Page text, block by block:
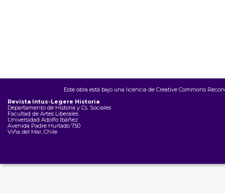
Este obra está bajo una licencia de Creative Commons
Revista Intus-Legere Historia
Departamento de Historia y Cs. Sociales
Facultad de Artes Liberales
Universidad Adolfo Ibáñez
Avenida Padre Hurtado 750
Viña del Mar, Chile